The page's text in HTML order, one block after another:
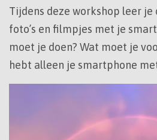
Tijdens deze workshop leer je
foto’s en filmpjes met je
moet je doen? Wat moet je
hebt alleen je smartphone